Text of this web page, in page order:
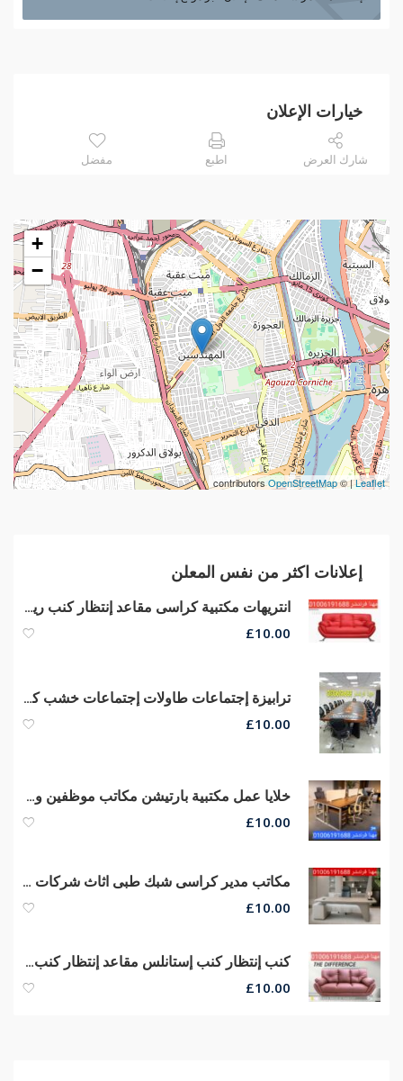
خيارات الإعلان
شارك العرض اطبع مفضل
+
−
Leaflet
| ©
OpenStreetMap
contributors
إعلانات اكثر من نفس المعلن
انتريهات مكتبية كراسى مقاعد إنتظار كنب ريسبشن كراسى صوفا جلد
£10.00
ترابيزة إجتماعات طاولات إجتماعات خشب كونتر قشرة طبيعى جودة عالية
£10.00
خلايا عمل مكتبية بارتيشن مكاتب موظفين وورك إستيشن مكاتب مودرن
£10.00
مكاتب مدير كراسى شبك طبى اثاث شركات اثاث مكتبي للبيع مكاتب مودرن
£10.00
كنب إنتظار كنب إستانلس مقاعد إنتظار كنب ريسبشن كراسى صوفا جلد
£10.00